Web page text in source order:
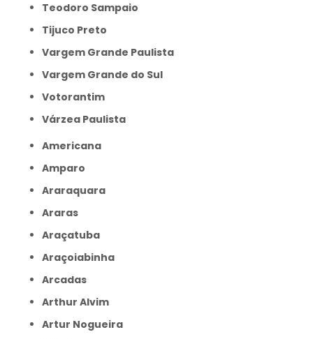
Teodoro Sampaio
Tijuco Preto
Vargem Grande Paulista
Vargem Grande do Sul
Votorantim
Várzea Paulista
Americana
Amparo
Araraquara
Araras
Araçatuba
Araçoiabinha
Arcadas
Arthur Alvim
Artur Nogueira